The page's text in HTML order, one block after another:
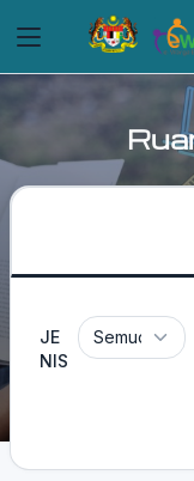
JE
NIS